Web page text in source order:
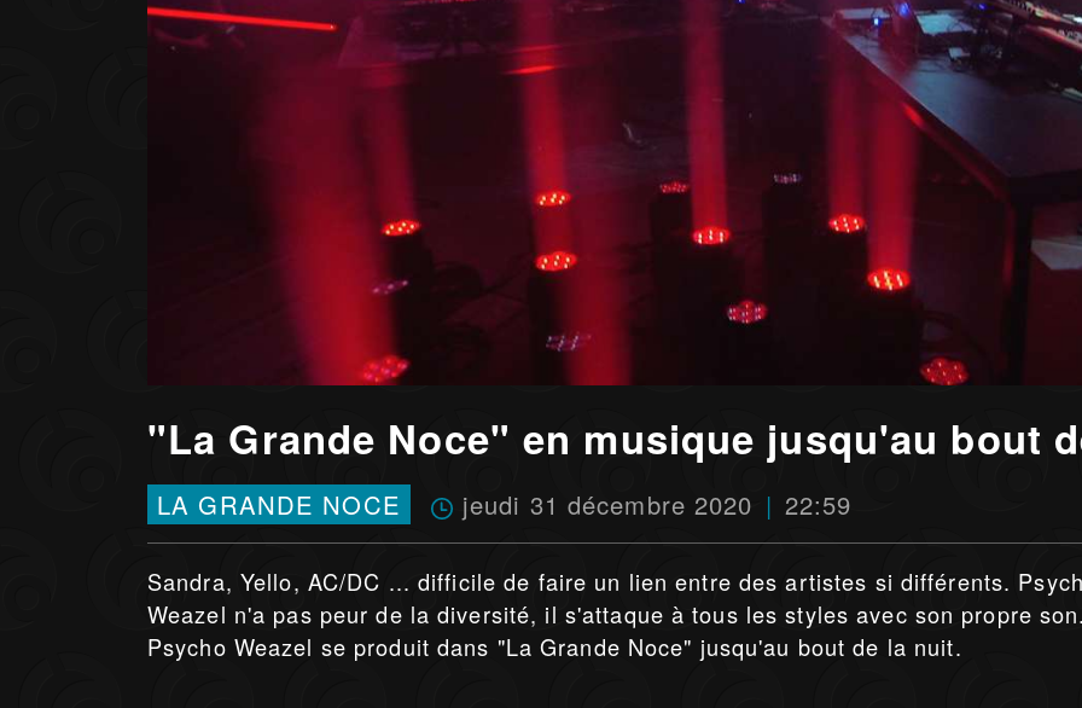
"La Grande Noce" en musique jusqu'au bout
LA GRANDE NOCE jeudi 31 décembre 2020 22:59
Sandra, Yello, AC/DC ... difficile de faire un lien entre des artistes si différents.
Weazel n'a pas peur de la diversité, il s'attaque à tous les styles avec son propre
Psycho Weazel se produit dans "La Grande Noce" jusqu'au bout de la nuit.